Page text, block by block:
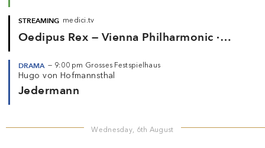
STREAMING medici.tv
Oedipus Rex — Vienna Philharmonic ·
DRAMA — 9:00 pm Grosses Festspielhaus
Hugo von Hofmannsthal
Jedermann
Wednesday, 6th August